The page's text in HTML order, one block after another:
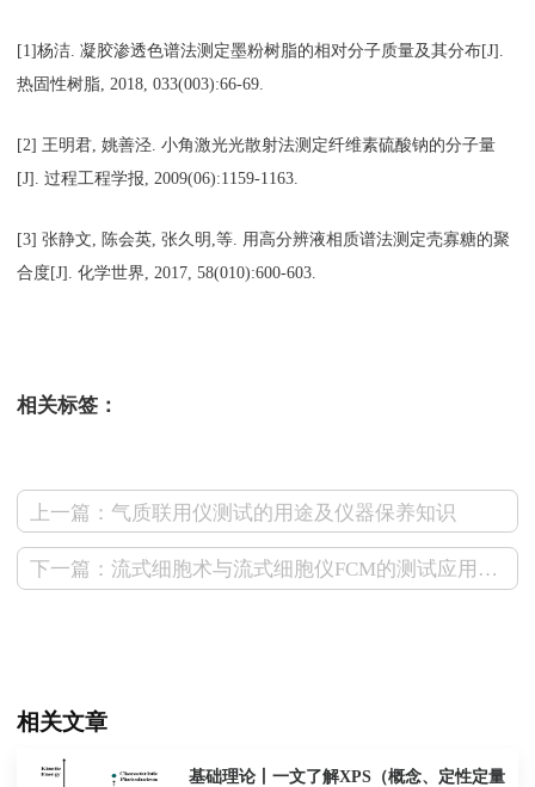
[1]杨洁. 凝胶渗透色谱法测定墨粉树脂的相对分子质量及其分布[J].
热固性树脂, 2018, 033(003):66-69.
[2] 王明君, 姚善泾. 小角激光光散射法测定纤维素硫酸钠的分子量
[J]. 过程工程学报, 2009(06):1159-1163.
[3] 张静文, 陈会英, 张久明,等. 用高分辨液相质谱法测定壳寡糖的聚
合度[J]. 化学世界, 2017, 58(010):600-603.
相关标签：
上一篇：气质联用仪测试的用途及仪器保养知识
下一篇：流式细胞术与流式细胞仪FCM的测试应用场景
相关文章
基础理论丨一文了解XPS（概念、定性定量